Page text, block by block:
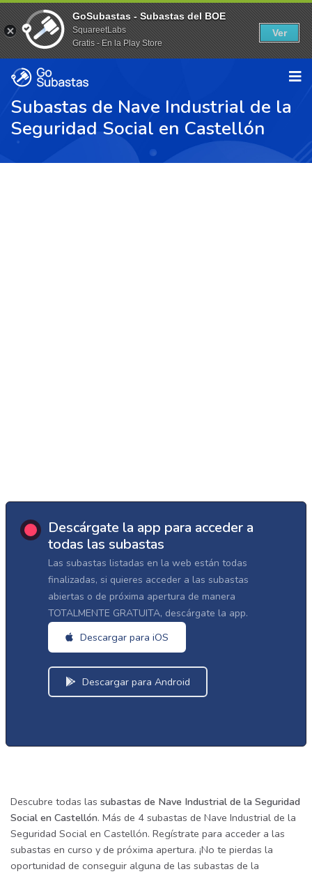
Subastas de Nave Industrial de la
Seguridad Social en Castellón
Descárgate la app para acceder a
todas las subastas
Las subastas listadas en la web están todas
finalizadas, si quieres acceder a las subastas
abiertas o de próxima apertura de manera
TOTALMENTE GRATUITA, descárgate la app.
Descargar para iOS
Descargar para Android
Descubre todas las subastas de Nave Industrial de la Seguridad
Social en Castellón. Más de 4 subastas de Nave Industrial de la
Seguridad Social en Castellón. Regístrate para acceder a las
subastas en curso y de próxima apertura. ¡No te pierdas la
oportunidad de conseguir alguna de las subastas de la
GoSubastas - Subastas del BOE
SquareetLabs
Gratis - En la Play Store
Ver